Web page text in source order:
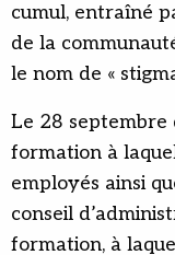
cumul, entraîné
de la
le nom de «
Le 28 septembre
formation à
employés ainsi
conseil
formation, à